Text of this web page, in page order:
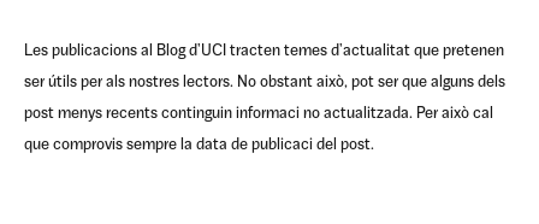
Les publicacions al Blog d'UCI tracten temes d'actualitat que pretenen
ser útils per als nostres lectors. No obstant això, pot ser que alguns dels
post menys recents continguin informaci no actualitzada. Per això cal
que comprovis sempre la data de publicaci del post.